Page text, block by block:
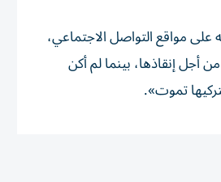
على مواقع التواصل الاجتماعي،
إنقاذها، بينما لم أكن
تموت».